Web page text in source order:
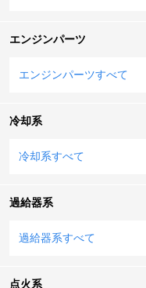
エンジンパーツ
エンジンパーツすべて
冷却系
冷却系すべて
過給器系
過給器系すべて
点火系